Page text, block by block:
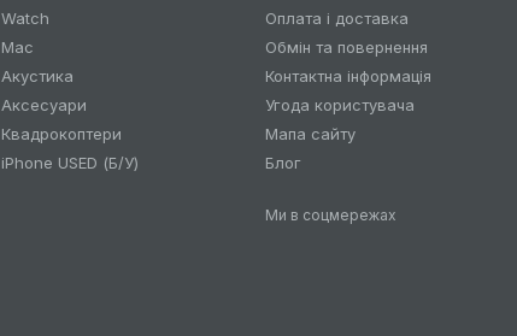
Watch
Mac
Акустика
Аксесуари
Квадрокоптери
iPhone USED (Б/У)
Оплата і доставка
Обмін та повернення
Контактна інформація
Угода користувача
Мапа сайту
Блог
Ми в соцмережах